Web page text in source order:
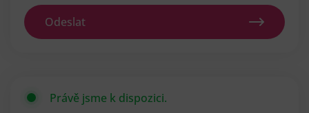
Odeslat
Právě jsme k dispozici.